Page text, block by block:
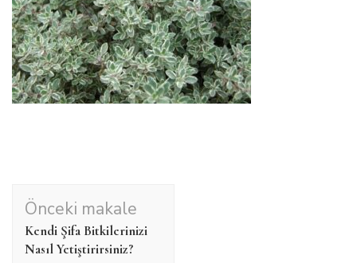
Yazı
dolaşımı
Önceki makale
Kendi Şifa Bitkilerinizi
Nasıl Yetiştirirsiniz?